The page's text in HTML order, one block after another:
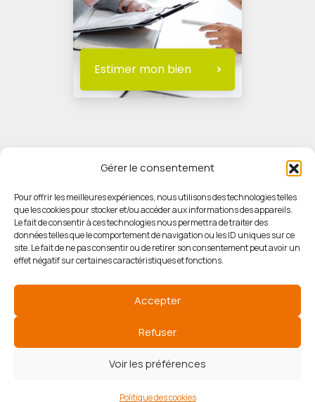
Gérer le consentement
Pour offrir les meilleures expériences, nous utilisons des technologies telles
que les cookies pour stocker et/ou accéder aux informations des appareils.
Le fait de consentir à ces technologies nous permettra de traiter des
données telles que le comportement de navigation ou les ID uniques sur ce
site. Le fait de ne pas consentir ou de retirer son consentement peut avoir un
effet négatif sur certaines caractéristiques et fonctions.
Accepter
Refuser
Voir les préférences
Politique des cookies
Estimer mon bien
© HORIZON IMMOBILIER
Mentions légales
Politique des cookies